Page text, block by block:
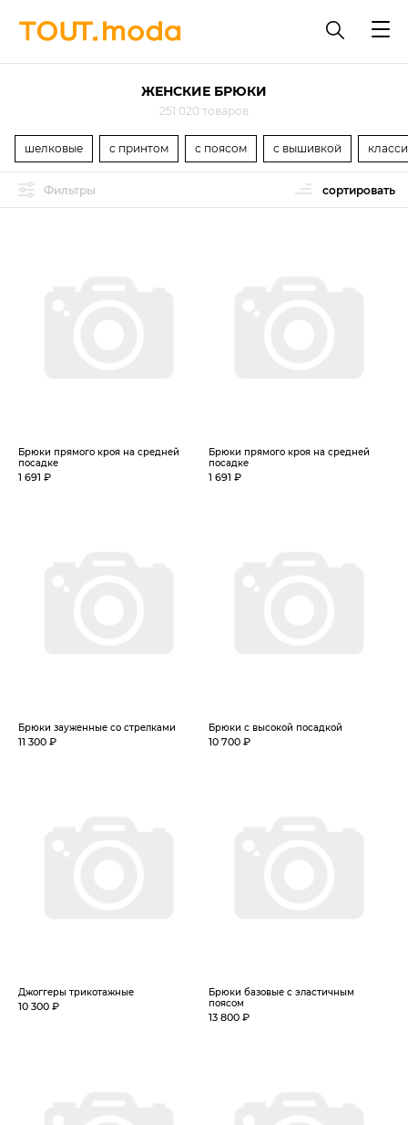
ЖЕНСКИЕ БРЮКИ
251 020 товаров
шелковые с принтом с поясом с вышивкой
Фильтры сортировать
Брюки прямого кроя на средней
посадке
1 691 ₽
Брюки прямого кроя на средней
посадке
1 691 ₽
Брюки зауженные со стрелками
11 300 ₽
Брюки с высокой посадкой
10 700 ₽
Джоггеры трикотажные
10 300 ₽
Брюки базовые с эластичным
поясом
13 800 ₽